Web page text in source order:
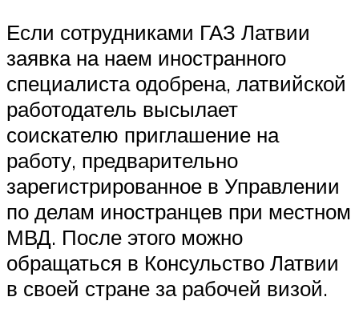
Если сотрудниками ГАЗ Латвии
заявка на наем иностранного
специалиста одобрена, латвийской
работодатель высылает
соискателю приглашение на
работу, предварительно
зарегистрированное в Управлении
по делам иностранцев при местном
МВД. После этого можно
обращаться в Консульство Латвии
в своей стране за рабочей визой.